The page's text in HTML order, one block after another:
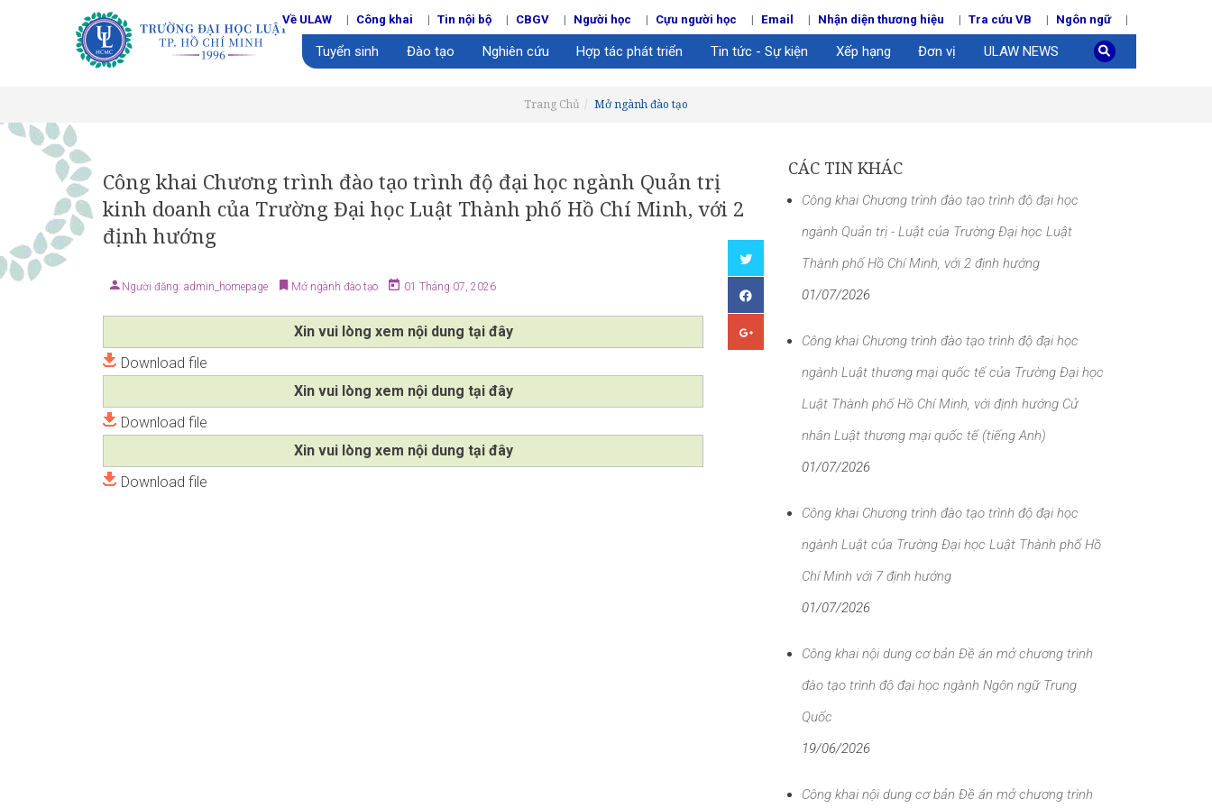
Về ULAW Công khai Tin nội bộ CBGV Người học Cựu người học Email Nhận diện thương hiệu Tra cứu VB Ngôn ngữ
Tuyển sinh Đào tạo Nghiên cứu Hợp tác phát triển Tin tức - Sự kiện Xếp hạng Đơn vị ULAW NEWS
Trang Chủ Mở ngành đào tạo
Công khai Chương trình đào tạo trình độ đại học ngành Quản trị
kinh doanh của Trường Đại học Luật Thành phố Hồ Chí Minh, với 2
định hướng
Người đăng: admin_homepage Mở ngành đào tạo 01 Tháng 07, 2026
Xin vui lòng xem nội dung tại đây
Download file
Xin vui lòng xem nội dung tại đây
Download file
Xin vui lòng xem nội dung tại đây
Download file
CÁC TIN KHÁC
Công khai Chương trình đào tạo trình độ đại học
ngành Quản trị - Luật của Trường Đại học Luật
Thành phố Hồ Chí Minh, với 2 định hướng
01/07/2026
Công khai Chương trình đào tạo trình độ đại học
ngành Luật thương mại quốc tế của Trường Đại học
Luật Thành phố Hồ Chí Minh, với định hướng Cử
nhân Luật thương mại quốc tế (tiếng Anh)
01/07/2026
Công khai Chương trình đào tạo trình độ đại học
ngành Luật của Trường Đại học Luật Thành phố Hồ
Chí Minh với 7 định hướng
01/07/2026
Công khai nội dung cơ bản Đề án mở chương trình
đào tạo trình độ đại học ngành Ngôn ngữ Trung
Quốc
19/06/2026
Công khai nội dung cơ bản Đề án mở chương trình